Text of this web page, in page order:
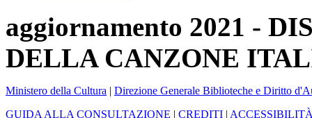
aggiornamento 2021 -
DELLA CANZONE
Ministero della Cultura | Direzione Generale Biblioteche e Diritto
GUIDA ALLA CONSULTAZIONE | CREDITI |